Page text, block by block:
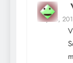
May 23,